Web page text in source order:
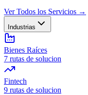
Ver Todos los Servicios →
Industrias
Bienes Raíces
7 rutas de solucion
Fintech
9 rutas de solucion